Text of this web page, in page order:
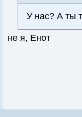
У нас? А ты
не я, Енот